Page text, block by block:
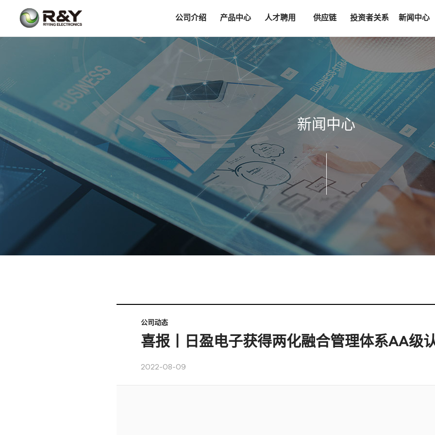
公司介绍
企业介绍
愿景使命
荣誉资质
董事长致辞
客户领域
产品中心
感知
传输
控制
人才聘用
人才标准
供应链
准入流程
采购模块
采购联系
投资者关系
信息披露
投资者互动
投资者联系
新闻中心
新闻汇总
新闻中心
公司动态
喜报丨日盈电子获得两化融合管理体系AA级
2022-08-09